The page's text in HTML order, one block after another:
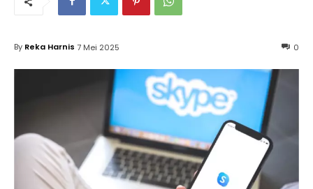
0
By Reka Harnis 7 Mei 2025